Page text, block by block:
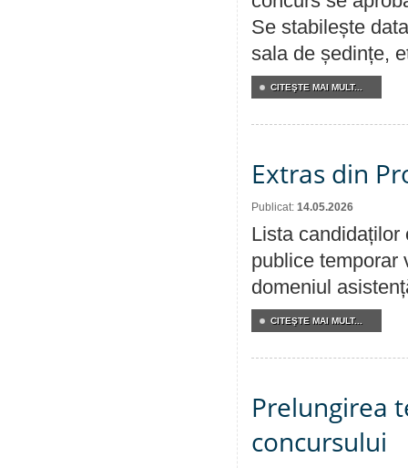
Se stabilește
sala de ședințe,
CITEŞTE MAI MULT...
Extras din
Publicat: 14.05.2026
Lista candidaților
publice temporar
domeniul
CITEŞTE MAI MULT...
Prelungirea
concursului